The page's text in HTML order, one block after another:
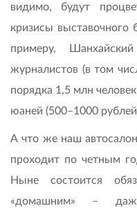
видимо, будут
кризисы выставочного
примеру,
журналистов (в том
порядка 1,5 млн
юаней (500–1000
А что же наш
проходит по четным
Ныне состоится
«домашним» –